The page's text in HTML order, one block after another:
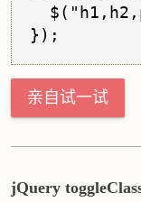
亲自试一试
jQuery